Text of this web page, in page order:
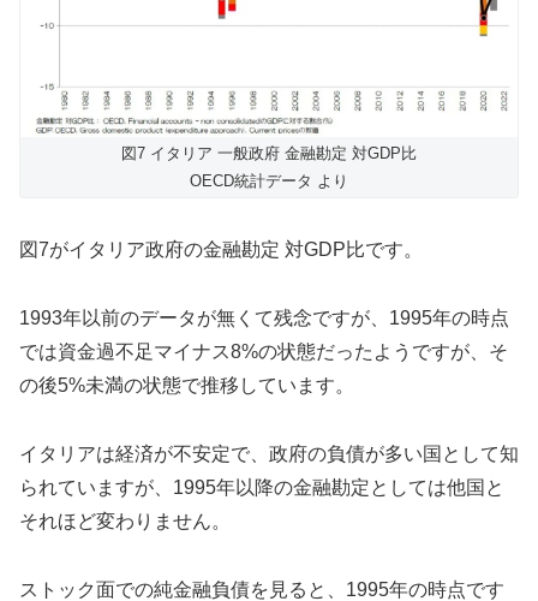
図7 イタリア 一般政府 金融勘定 対GDP比
OECD統計データ より
図7がイタリア政府の金融勘定 対GDP比です。
1993年以前のデータが無くて残念ですが、1995年の時点
では資金過不足マイナス8%の状態だったようですが、そ
の後5%未満の状態で推移しています。
イタリアは経済が不安定で、政府の負債が多い国として知
られていますが、1995年以降の金融勘定としては他国と
それほど変わりません。
ストック面での純金融負債を見ると、1995年の時点です